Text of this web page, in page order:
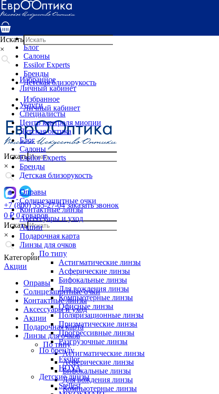
Услуги
Специалисты
Детская оптика
Блог
Салоны
Essilor Experts
Бренды
Детская близорукость
Избранное
Личный кабинет
Искать
×
+7 (800) 555-27-04 заказать звонок
0 ₽ 0 товаров
Искать
×
Категории
Акции
Оправы
Солнцезащитные очки
Контактные линзы
Аксессуары и уход
Акции
Подарочная карта
Линзы для очков
По типу
Астигматические линзы
Асферические линзы
Бифокальные линзы
Для вождения линзы
Компьютерные линзы
Искать
×
Избранное
Личный кабинет
Услуги
Специалисты
Центр контроля миопии
Детская оптика
Блог
Салоны
Essilor Experts
Бренды
Детская близорукость
Оправы
Солнцезащитные очки
Контактные линзы
Аксессуары и уход
Акции
Подарочная карта
Линзы для очков
По типу
Астигматические линзы
Асферические линзы
Бифокальные линзы
Для вождения линзы
Компьютерные линзы
Офисные линзы
Поляризационные линзы
Призматические линзы
Прогрессивные линзы
Разгрузочные линзы
По бренду
Essilor
HOYA
Детские линзы
Stellest